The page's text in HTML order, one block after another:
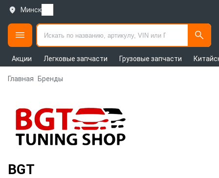
Минск
Акции Легковые запчасти Грузовые запчасти
Главная Бренды
BGT